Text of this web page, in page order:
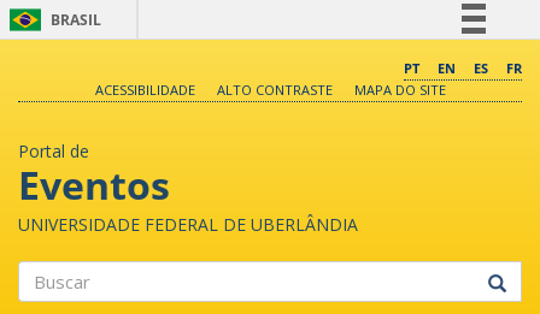
BRASIL
Comunica BR
PT EN ES
FR
ACESSIBILIDADE
ALTO CONTRASTE MAPA DO SITE
Portal de
Eventos
UNIVERSIDADE FEDERAL DE UBERLÂNDIA